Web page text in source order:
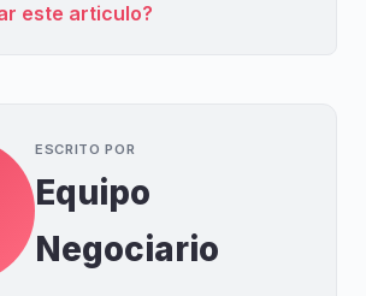
este articulo?
ESCRITO POR
Equipo
Negociario